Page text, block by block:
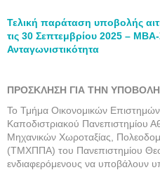
Τελική παράταση υποβολής
τις 30 Σεπτεμβρίου 2025 – ΜΒΑ-
Ανταγωνιστικότητα
ΠΡΟΣΚΛΗΣΗ ΓΙΑ ΤΗΝ
Το Τμήμα Οικονομικών
Καποδιστριακού Πανεπιστημίου
Μηχανικών Χωροταξίας,
(ΤΜΧΠΠΑ) του Πανεπιστημίου
ενδιαφερόμενους να υποβάλουν